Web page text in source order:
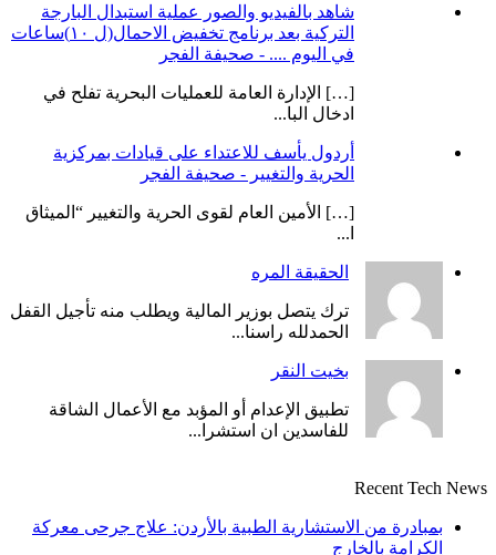
شاهد بالفيديو والصور عملية استبدال البارجة
التركية بعد برنامج تخفيض الاحمال(ل ١٠)ساعات
في اليوم .... - صحيفة الفجر
[…] الإدارة العامة للعمليات البحرية تفلح في
ادخال البا...
أردول يأسف للاعتداء على قيادات بمركزية
الحرية والتغيير - صحيفة الفجر
[…] الأمين العام لقوى الحرية والتغيير “الميثاق
ا...
الحقيقة المره
ترك يتصل بوزير المالية ويطلب منه تأجيل القفل
الحمدلله راسنا...
بخيت النقر
تطبيق الإعدام أو المؤبد مع الأعمال الشاقة
للفاسدين ان استشرا...
Recent Tech News
بمبادرة من الاستشارية الطبية بالأردن: علاج جرحى معركة
الكرامة بالخارج